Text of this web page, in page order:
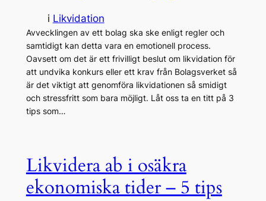
i Likvidation
Avvecklingen av ett bolag ska ske enligt regler och
samtidigt kan detta vara en emotionell process.
Oavsett om det är ett frivilligt beslut om likvidation för
att undvika konkurs eller ett krav från Bolagsverket så
är det viktigt att genomföra likvidationen så smidigt
och stressfritt som bara möjligt. Låt oss ta en titt på 3
tips som…
Likvidera ab i osäkra
ekonomiska tider – 5 tips